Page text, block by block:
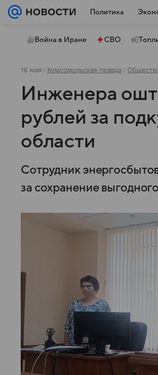
Политика
Война в Иране СВО
16 мая Комсомольская правда
Инженера
рублей за
области
Сотрудник
за сохранение